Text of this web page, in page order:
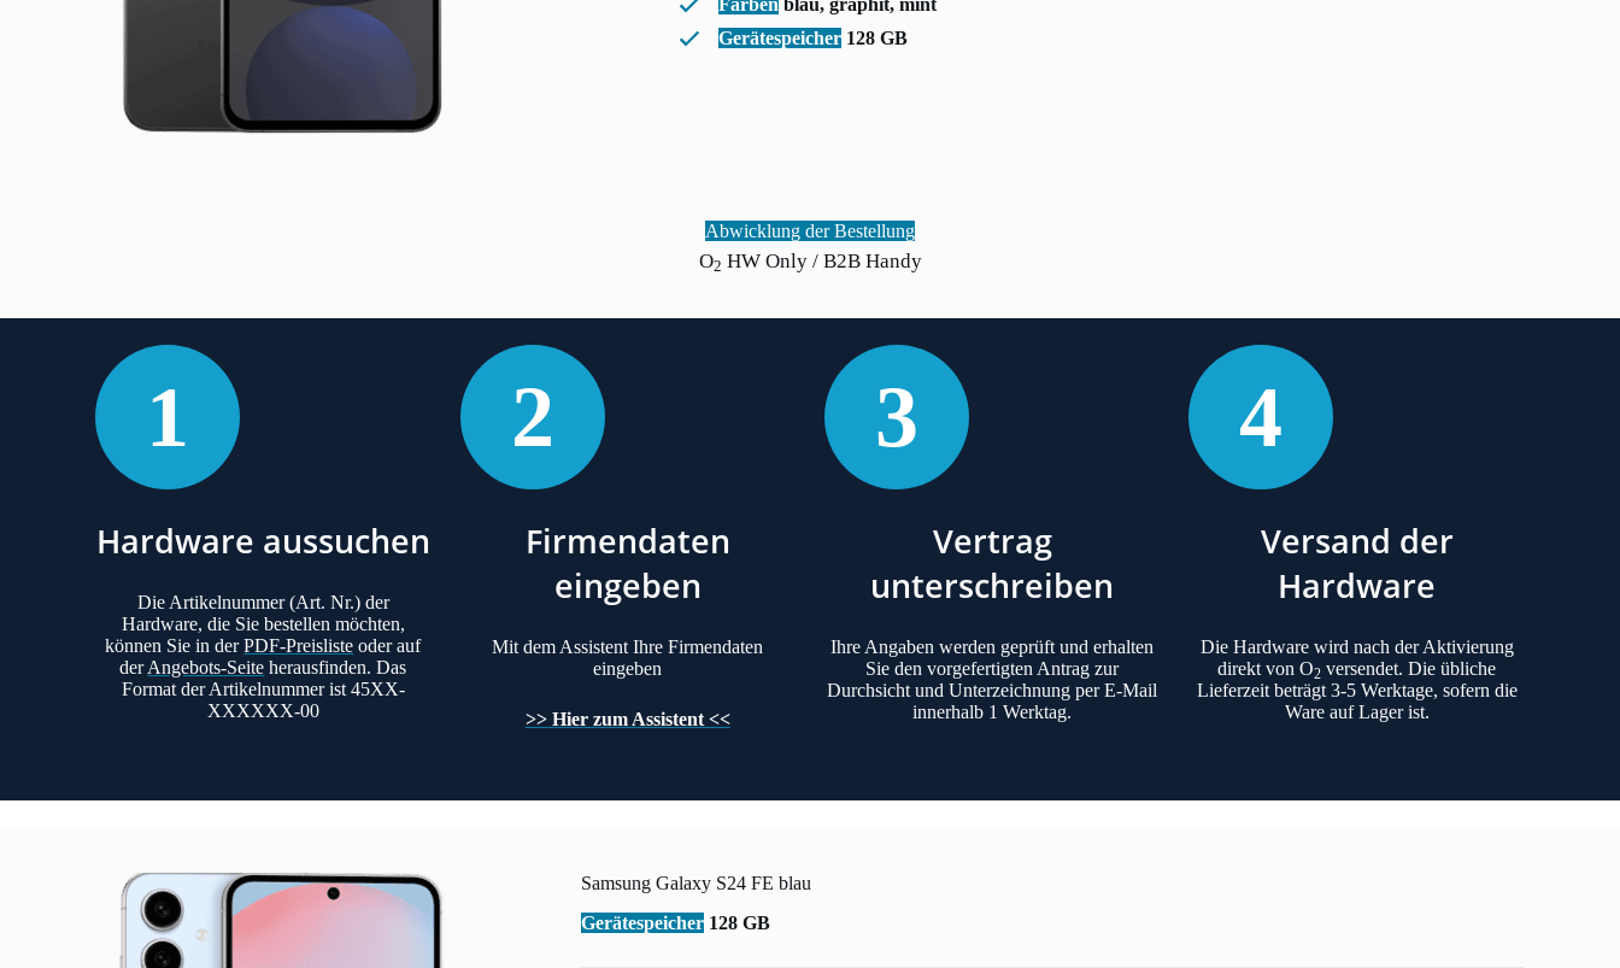
Farben blau, graphit, mint
Gerätespeicher 128 GB
Abwicklung der Bestellung
O2 HW Only / B2B Handy
1
Hardware aussuchen
Die Artikelnummer (Art. Nr.) der
Hardware, die Sie bestellen möchten,
können Sie in derPDF-Preisliste oder auf
derAngebots-Seite herausfinden. Das
Format der Artikelnummer ist 45XX-
XXXXXX-00
2
Firmendaten
eingeben
Mit dem Assistent Ihre Firmendaten
eingeben
>> Hier zum Assistent <<
3
Vertrag
unterschreiben
Ihre Angaben werden geprüft und erhalten
Sie den vorgefertigten Antrag zur
Durchsicht und Unterzeichnung per E-Mail
innerhalb 1 Werktag.
4
Versand der
Hardware
Die Hardware wird nach der Aktivierung
direkt von O2 versendet. Die übliche
Lieferzeit beträgt 3-5 Werktage, sofern die
Ware auf Lager ist.
Samsung Galaxy S24 FE blau
Gerätespeicher 128 GB